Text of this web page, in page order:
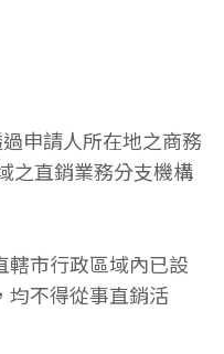
申請人所在地之商務
之直銷業務分支機構
轄市行政區域內已設
均不得從事直銷活